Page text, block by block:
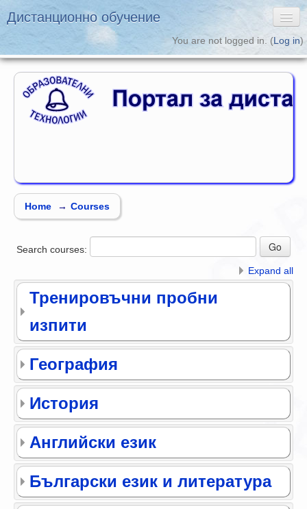
Дистанционно обучение
You are not logged in. (Log in)
Дистанционно обучение
Home → Courses
Search courses:
Expand all
Тренировъчни пробни
изпити
География
История
Английски език
Български език и литература